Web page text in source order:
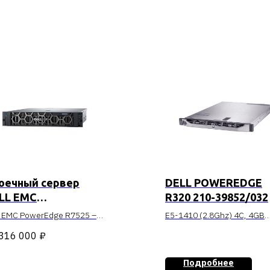
сервер
EMC
R7525
PowerEdge R7525 –
сервера,
000 ₽
DELL POWEREDGE
R320 210-39852/032
E5-1410 (2.8Ghz) 4C, 4GB
4x3,5in), PERC H710/512MB
Подробнее